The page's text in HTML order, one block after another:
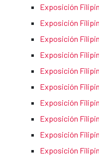
Exposición
Exposición
Exposición
Exposición
Exposición
Exposición
Exposición
Exposición
Exposición
Exposición